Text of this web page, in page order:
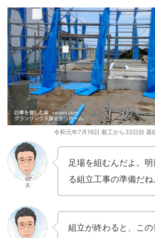
令和元年7月16日 着工から32日目 基
夫
足場を組むんだよ。明
る組立工事の準備だね
組立が終わると、こ